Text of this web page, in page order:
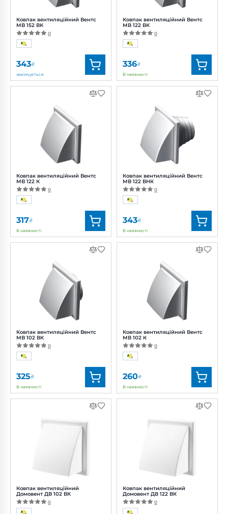
Ковпак вентиляційний Вентс
МВ 152 ВК
0
343₴
закінчується
Вентс
Діаметр:
Ковпак вентиляційний Вентс
МВ 122 ВК
0
336₴
В наявності
Вентс
Артикул:
Діаметр:
120 мм
Ковпак вентиляційний Вентс
МВ 122 К
0
317₴
В наявності
Вентс
Діаметр:
Ковпак вентиляційний Вентс
МВ 122 ВНК
0
343₴
В наявності
Вентс
Діаметр:
Ковпак вентиляційний Вентс
МВ 102 ВК
0
325₴
В наявності
Вентс
100 мм
Ковпак вентиляційний Вентс
МВ 102 К
0
260₴
В наявності
Вентс
100 мм
Ковпак вентиляційний
Домовент ДВ 102 ВК
0
Ковпак вентиляційний
Домовент ДВ 122 ВК
0